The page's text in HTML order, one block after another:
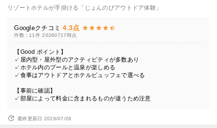
リゾートホテルが手掛ける「じょんのびアウトドア体験」
Googleクチコミ 4.3点
件数：11件 20260717時点
【Good ポイント】
✓屋内型・屋外型のアクティビティが多数あり
✓ホテル内のプールと温泉が楽しめる
✓食事はアウトドアとホテルビュッフェで選べる
【事前に確認】
✓部屋によって料金に含まれるものが違うため注意
最終更新日 2026/07/28